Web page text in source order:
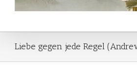
Liebe gegen jede Regel